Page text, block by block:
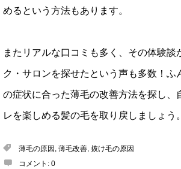
めるという方法もあります。
またリアルな口コミも多く、その体験談
ク・サロンを探せたという声も多数！ふ
の症状に合った薄毛の改善方法を探し、
レを楽しめる髪の毛を取り戻しましょう。
薄毛の原因 , 薄毛改善, 抜け毛の原因
コメント: 0